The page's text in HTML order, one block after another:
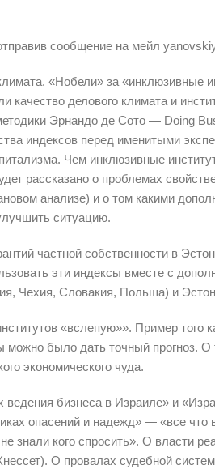
сообщение на мейл
«Нобели» за «инклюзивные
качество делового климата и
Эрнандо де Сото — Doing
индексов перед именитыми
Чем инклюзивные
рассказано о проблемах
анализе) и о том какими
ситуацию.
частной собственности в
эти индексы вместе с
Чехия, Словакия, Польша) и
«вслепую»». Пример того
было дать точный прогноз.
экономического чуда.
бизнеса в Израиле» и
опасений и надежд» — «все что
знали кого спросить». О власти
О провалах судебной